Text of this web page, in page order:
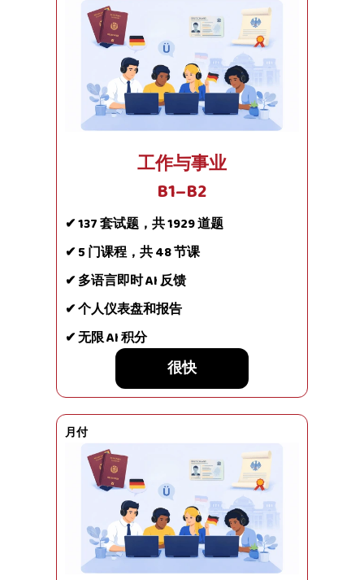
工作与事业
B1–B2
✔ 137 套试题，共 1929 道题
✔ 5 门课程，共 48 节课
✔ 多语言即时 AI 反馈
✔ 个人仪表盘和报告
✔ 无限 AI 积分
很快
月付